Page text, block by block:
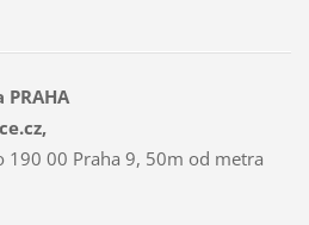
190 00 Praha 9, 50m od metra